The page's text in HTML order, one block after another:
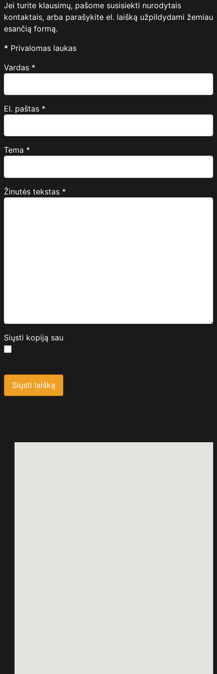
Jei turite klausimų, pašome susisiekti nurodytais
kontaktais, arba parašykite el. laišką užpildydami žemiau
esančią formą.
* Privalomas laukas
Vardas *
El. paštas *
Tema *
Žinutės tekstas *
Siųsti kopiją sau
Saugos kodas
Siųsti laišką